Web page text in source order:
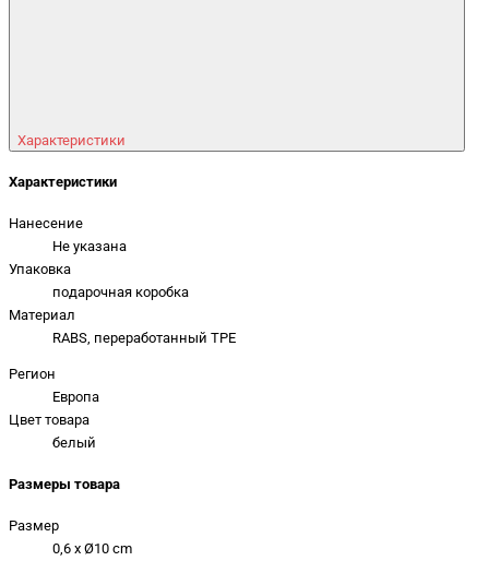
Характеристики
Характеристики
Нанесение
Не указана
Упаковка
подарочная коробка
Материал
RABS, переработанный TPE
Регион
Европа
Цвет товара
белый
Размеры товара
Размер
0,6 x Ø10 cm